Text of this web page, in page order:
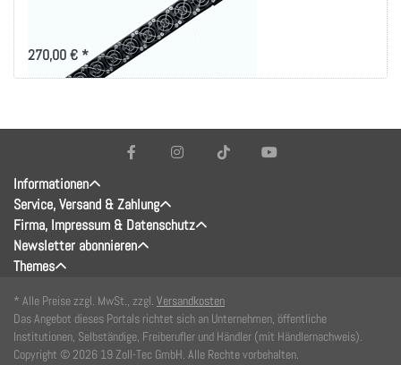
270,00 € *
Informationen
Service, Versand & Zahlung
Firma, Impressum & Datenschutz
Newsletter abonnieren
Themes
* Alle Preise zzgl. MwSt., zzgl. Versandkosten
Das Angebot dieses Portals richtet sich an Unternehmen, öffentliche
Institutionen, Selbständige, Freiberufler und Händler (mit Händlernachweis).
Copyright © 2026 19 Zoll-Tec GmbH. Alle Rechte vorbehalten.